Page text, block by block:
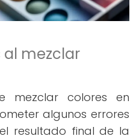
al mezclar
mezclar colores en
algunos errores
resultado final de la